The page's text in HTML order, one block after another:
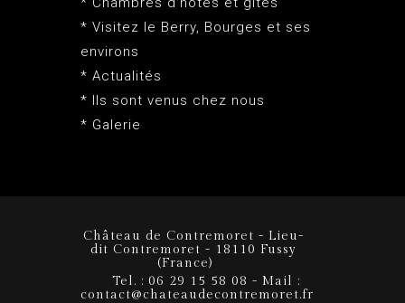
* Visitez le Berry, Bourges et ses
environs
* Actualités
* Ils sont venus chez nous
* Galerie
Château de Contremoret - Lieu-
dit Contremoret - 18110 Fussy
(France)
Tel. : 06 29 15 58 08 - Mail :
contact@chateaudecontremoret.fr